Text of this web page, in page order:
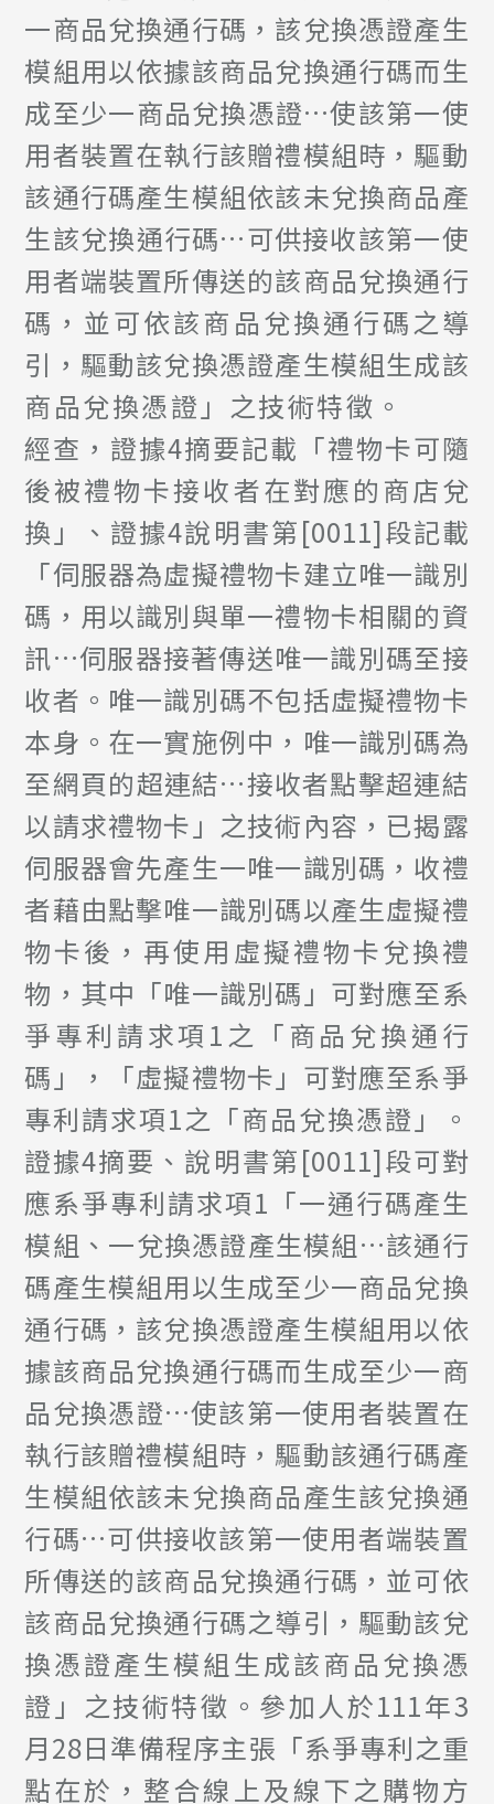
一商品兌換通行碼，該兌換憑證產生
模組用以依據該商品兌換通行碼而生
成至少一商品兌換憑證…使該第一使
用者裝置在執行該贈禮模組時，驅動
該通行碼產生模組依該未兌換商品產
生該兌換通行碼…可供接收該第一使
用者端裝置所傳送的該商品兌換通行
碼，並可依該商品兌換通行碼之導
引，驅動該兌換憑證產生模組生成該
商品兌換憑證」之技術特徵。
經查，證據4摘要記載「禮物卡可隨
後被禮物卡接收者在對應的商店兌
換」、證據4說明書第[0011]段記載
「伺服器為虛擬禮物卡建立唯一識別
碼，用以識別與單一禮物卡相關的資
訊…伺服器接著傳送唯一識別碼至接
收者。唯一識別碼不包括虛擬禮物卡
本身。在一實施例中，唯一識別碼為
至網頁的超連結…接收者點擊超連結
以請求禮物卡」之技術內容，已揭露
伺服器會先產生一唯一識別碼，收禮
者藉由點擊唯一識別碼以產生虛擬禮
物卡後，再使用虛擬禮物卡兌換禮
物，其中「唯一識別碼」可對應至系
爭專利請求項1之「商品兌換通行
碼」，「虛擬禮物卡」可對應至系爭
專利請求項1之「商品兌換憑證」。
證據4摘要、說明書第[0011]段可對
應系爭專利請求項1「一通行碼產生
模組、一兌換憑證產生模組…該通行
碼產生模組用以生成至少一商品兌換
通行碼，該兌換憑證產生模組用以依
據該商品兌換通行碼而生成至少一商
品兌換憑證…使該第一使用者裝置在
執行該贈禮模組時，驅動該通行碼產
生模組依該未兌換商品產生該兌換通
行碼…可供接收該第一使用者端裝置
所傳送的該商品兌換通行碼，並可依
該商品兌換通行碼之導引，驅動該兌
換憑證產生模組生成該商品兌換憑
證」之技術特徵。參加人於111年3
月28日準備程序主張「系爭專利之重
點在於，整合線上及線下之購物方